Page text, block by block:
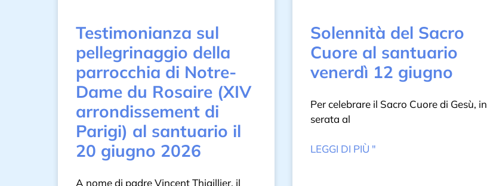
Testimonianza sul
pellegrinaggio della
parrocchia di Notre-
Dame du Rosaire (XIV
arrondissement di
Parigi) al santuario il
20 giugno 2026
A nome di padre Vincent Thiaillier, il
Solennità del Sacro
Cuore al santuario
venerdì 12 giugno
Per celebrare il Sacro Cuore di Gesù, in
serata al
LEGGI DI PIÙ "